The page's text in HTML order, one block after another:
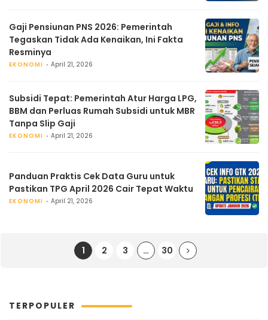
Gaji Pensiunan PNS 2026: Pemerintah
Tegaskan Tidak Ada Kenaikan, Ini Fakta
Resminya
EKONOMI April 21, 2026
Subsidi Tepat: Pemerintah Atur Harga LPG,
BBM dan Perluas Rumah Subsidi untuk MBR
Tanpa Slip Gaji
EKONOMI April 21, 2026
Panduan Praktis Cek Data Guru untuk
Pastikan TPG April 2026 Cair Tepat Waktu
EKONOMI April 21, 2026
1 2 3 … 30
TERPOPULER